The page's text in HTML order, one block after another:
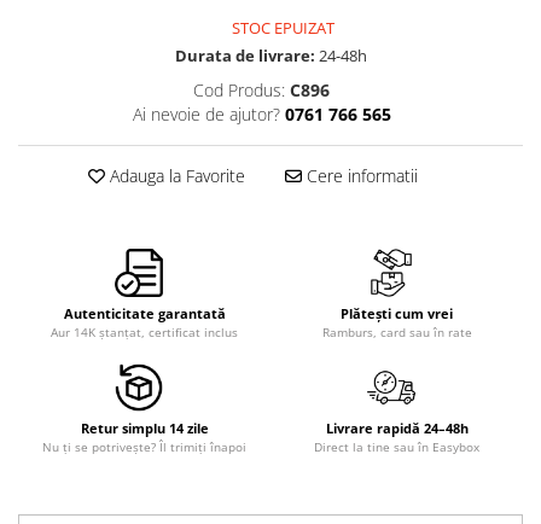
STOC EPUIZAT
Durata de livrare: 24-48h
Cod Produs: C896
Ai nevoie de ajutor? 0761 766 565
Adauga la Favorite Cere informatii
Autenticitate garantată
Aur 14K ștanțat, certificat inclus
Plătești cum vrei
Ramburs, card sau în rate
Retur simplu 14 zile
Nu ți se potrivește? Îl trimiți înapoi
Livrare rapidă 24–48h
Direct la tine sau în Easybox